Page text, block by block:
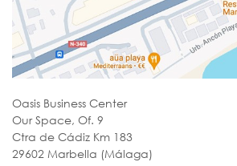
Oasis Business Center
Our Space, Of. 9
Ctra de Cádiz Km 183
29602 Marbella (Málaga)